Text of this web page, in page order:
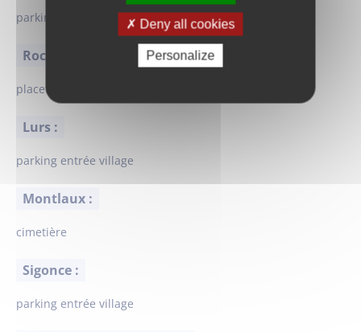
parking village
Rocher d’Ongles :
placette village
Lurs :
parking entrée village
Montlaux :
cimetière
Sigonce :
parking entrée village
Deny all cookies
Personalize